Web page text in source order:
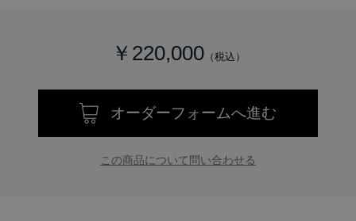
￥220,000
オーダーフォームへ進む
この商品について問い合わせる